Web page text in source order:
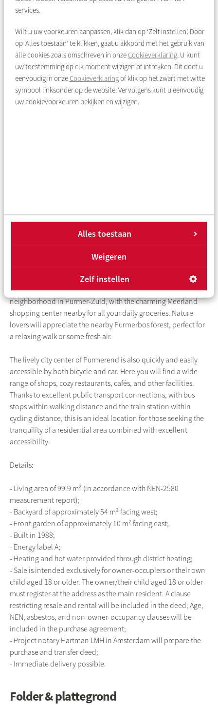
services.
Wilt u uw voorkeuren aanpassen, klik dan op ‘Zelf instellen’. Door
op ‘Alles toestaan’ te klikken, gaat u akkoord met het gebruik van
alle cookies zoals omschreven in onze Cookieverklaring. U kunt
uw toestemming op elk moment wijzigen of intrekken. Dit doet u
eenvoudig in onze Cookieverklaringof klik op het zwart met witte
symbool linksonder op de website. Vervolgens kunt u eenvoudig
uw cookievoorkeuren bekijken en wijzigen.
Alles toestaan
Weigeren
Zelf instellen
There is extra storage space underneath the stairs, where the
Stadsverwarming Purmerend, with maintenance of the heat
exchanger, thermostat, and radiators being the responsibility
of the residents). At the rear of the property, you have access to
the west-facing garden, ideal for enjoying the afternoon sun.
The garden also features a storage shed and rear access to the
back path.
addition of a large tilt window, this level benefits from many
extra square meters of living space. This floor also contains the
Surroundings and accessibility:
This property is located in a quiet and family-friendly
neighborhood in Purmer-Zuid, with the charming Meerland
shopping center nearby for all your daily groceries. Nature
lovers will appreciate the nearby Purmerbos forest, perfect for
a relaxing walk or some fresh air.
The lively city center of Purmerend is also quickly and easily
accessible by both bicycle and car. Here you will find a wide
range of shops, cozy restaurants, cafés, and other facilities.
Thanks to excellent public transport connections, with bus
stops within walking distance and the train station within
cycling distance, this is an ideal location for those seeking the
tranquility of a residential area combined with excellent
accessibility.
Details:
- Living area of 99.9 m² (in accordance with NEN-2580
measurement report);
- Backyard of approximately 54 m² facing west;
- Front garden of approximately 10 m² facing east;
- Built in 1988;
- Energy label A;
- Heating and hot water provided through district heating;
- Sale is intended exclusively for owner-occupiers or their own
child aged 18 or older. The owner/their child aged 18 or older
must register at the address as the main resident. A clause
restricting resale and rental will be included in the deed; Age,
NEN, asbestos, and non-owner-occupancy clauses will be
included in the purchase agreement;
- Project notary Hartman LMH in Amsterdam will prepare the
purchase and transfer deed;
- Immediate delivery possible.
Folder & plattegrond